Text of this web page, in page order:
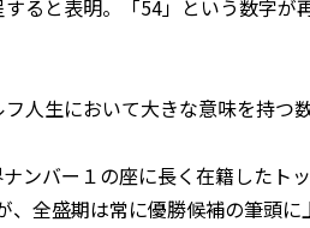
ると表明。「54」という数字が
人生において大きな意味を持つ
ンバー１の座に長く在籍したト
全盛期は常に優勝候補の筆頭に